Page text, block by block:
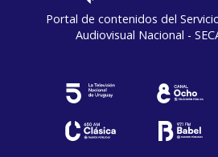
Portal de contenidos del
Audiovisual Nacional -